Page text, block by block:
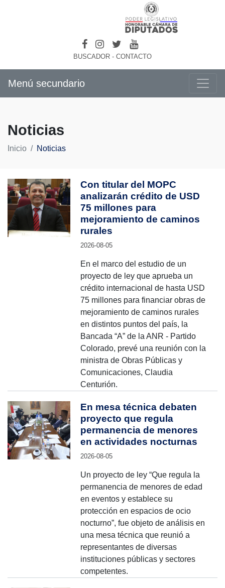
BUSCADOR - CONTACTO
Menú secundario
Noticias
Inicio Noticias
Con titular del MOPC
analizarán crédito de USD
75 millones para
mejoramiento de caminos
rurales
2026-08-05
En el marco del estudio de un
proyecto de ley que aprueba un
crédito internacional de hasta USD
75 millones para financiar obras de
mejoramiento de caminos rurales
en distintos puntos del país, la
Bancada “A” de la ANR - Partido
Colorado, prevé una reunión con la
ministra de Obras Públicas y
Comunicaciones, Claudia
Centurión.
En mesa técnica debaten
proyecto que regula
permanencia de menores
en actividades nocturnas
2026-08-05
Un proyecto de ley “Que regula la
permanencia de menores de edad
en eventos y establece su
protección en espacios de ocio
nocturno”, fue objeto de análisis en
una mesa técnica que reunió a
representantes de diversas
instituciones públicas y sectores
competentes.